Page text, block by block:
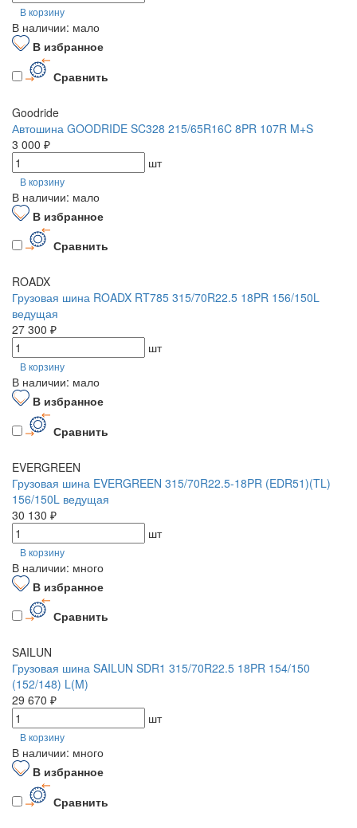
В корзину
В наличии: мало
В избранное
Сравнить
Goodride
Автошина GOODRIDE SC328 215/65R16C 8PR 107R M+S
3 000 ₽
шт
В корзину
В наличии: мало
В избранное
Сравнить
ROADX
Грузовая шина ROADX RT785 315/70R22.5 18PR 156/150L
ведущая
27 300 ₽
шт
В корзину
В наличии: мало
В избранное
Сравнить
EVERGREEN
Грузовая шина EVERGREEN 315/70R22.5-18PR (EDR51)(TL)
156/150L ведущая
30 130 ₽
шт
В корзину
В наличии: много
В избранное
Сравнить
SAILUN
Грузовая шина SAILUN SDR1 315/70R22.5 18PR 154/150
(152/148) L(M)
29 670 ₽
шт
В корзину
В наличии: много
В избранное
Сравнить